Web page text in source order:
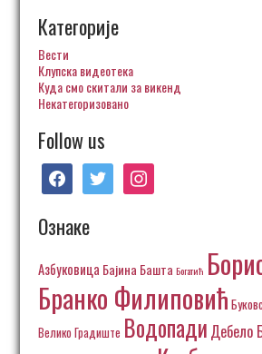
Категорије
Вести
Клупска видеотека
Куда смо скитали за викенд
Некатегоризовано
Follow us
facebooktwitter instagram
Ознаке
Азбуковица Бајина Башта Богатић
Бранко Филиповић
Велико Градиште Водопади Дебело